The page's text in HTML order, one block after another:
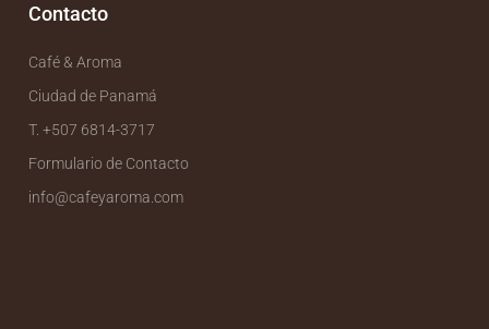
Contacto
Café & Aroma
Ciudad de Panamá
T. +507 6814-3717
Formulario de Contacto
info@cafeyaroma.com